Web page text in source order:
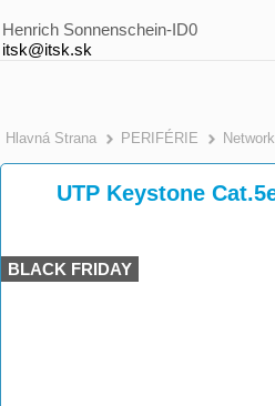
Henrich Sonnenschein-ID0
itsk@itsk.sk
Hlavná Strana >
PERIFÉRIE
UTP Keystone
BLACK FRIDAY